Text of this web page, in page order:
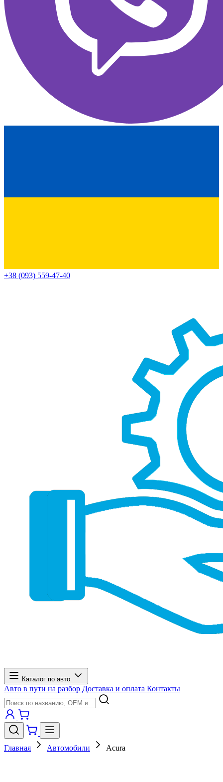
+38 (093) 559-47-40
Каталог по авто
Авто в пути на разбор Доставка и оплата Контакты
Главная Автомобили Acura